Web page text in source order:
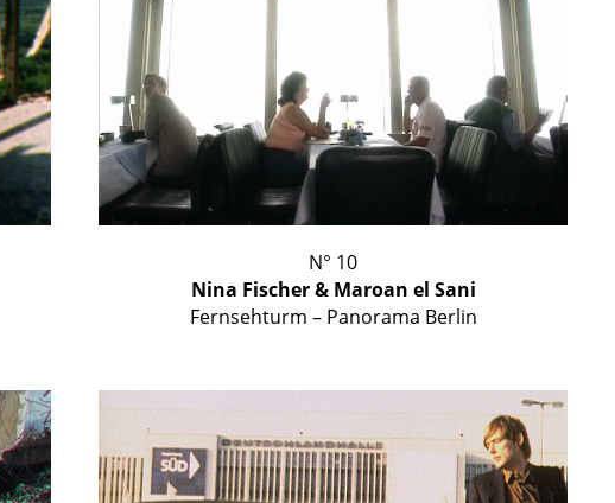
N° 10
Nina Fischer & Maroan el Sani
Fernsehturm – Panorama Berlin